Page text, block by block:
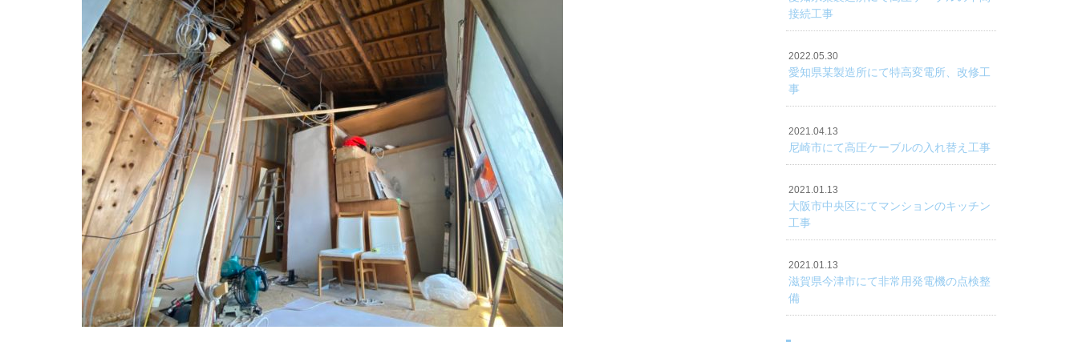
接続工事
2022.05.30
愛知県某製造所にて特高変電所、改修工
事
2021.04.13
尼崎市にて高圧ケーブルの入れ替え工事
2021.01.13
大阪市中央区にてマンションのキッチン
工事
2021.01.13
滋賀県今津市にて非常用発電機の点検整
備